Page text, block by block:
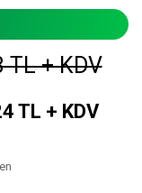
TL + KDV
TL + KDV